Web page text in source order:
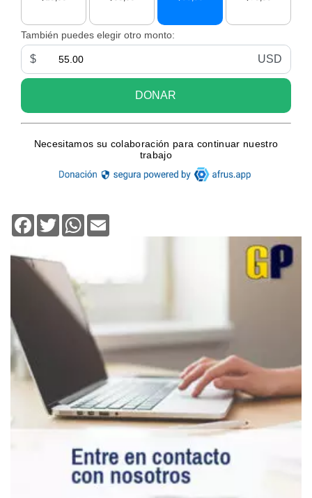
Facebook
TwitterWhatsApp